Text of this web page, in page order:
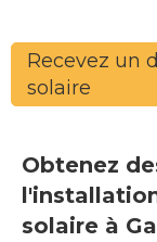
Recevez un
solaire
Obtenez
solaire à